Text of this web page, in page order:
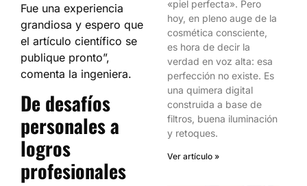
Fue una experiencia
grandiosa y espero que
el artículo científico se
publique pronto”,
comenta la ingeniera.
De desafíos
personales a
logros
profesionales
«piel perfecta». Pero
hoy, en pleno auge de la
cosmética consciente,
es hora de decir la
verdad en voz alta: esa
perfección no existe. Es
una quimera digital
construida a base de
filtros, buena iluminación
y retoques.
Ver artículo »